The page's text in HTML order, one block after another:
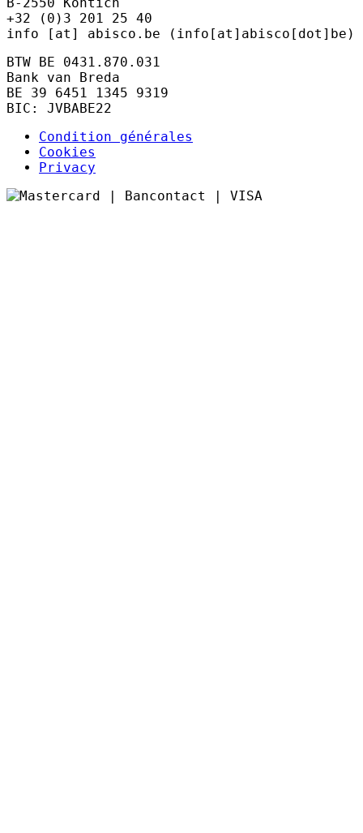
+32 (0)3 201 25 40
info [at] abisco.be (info[at]abisco[dot]be)
BTW BE 0431.870.031
Bank van Breda
BE 39 6451 1345 9319
BIC: JVBABE22
Condition générales
Cookies
Privacy